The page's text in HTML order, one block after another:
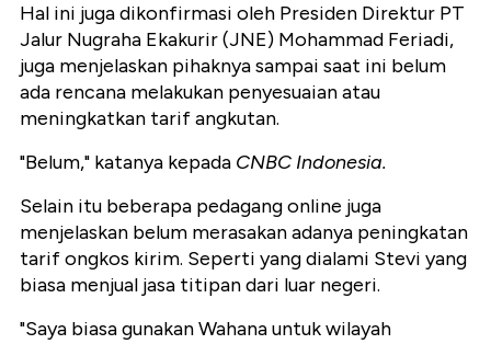
Hal ini juga dikonfirmasi oleh Presiden Direktur PT
Jalur Nugraha Ekakurir (JNE) Mohammad Feriadi,
juga menjelaskan pihaknya sampai saat ini belum
ada rencana melakukan penyesuaian atau
meningkatkan tarif angkutan.
"Belum," katanya kepada CNBC Indonesia.
Selain itu beberapa pedagang online juga
menjelaskan belum merasakan adanya peningkatan
tarif ongkos kirim. Seperti yang dialami Stevi yang
biasa menjual jasa titipan dari luar negeri.
"Saya biasa gunakan Wahana untuk wilayah